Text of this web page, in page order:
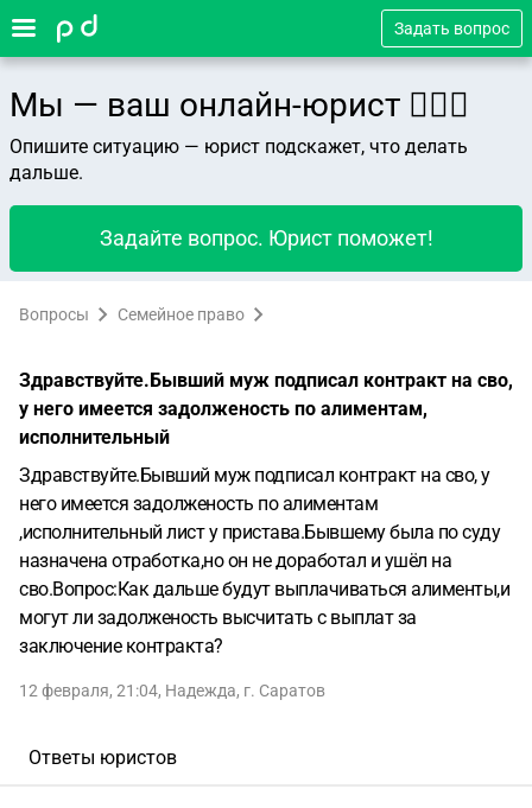
Задать вопрос
Мы — ваш онлайн-юрист 👨🏻‍⚖️
Опишите ситуацию — юрист подскажет, что делать
дальше.
Задайте вопрос. Юрист поможет!
Вопросы Семейное право
Здравствуйте.Бывший муж подписал контракт на сво,
у него имеется задолженость по алиментам,
исполнительный
Здравствуйте.Бывший муж подписал контракт на сво, у
него имеется задолженость по алиментам
,исполнительный лист у пристава.Бывшему была по суду
назначена отработка,но он не доработал и ушёл на
сво.Вопрос:Как дальше будут выплачиваться алименты,и
могут ли задолженость высчитать с выплат за
заключение контракта?
12 февраля, 21:04, Надежда, г. Саратов
Ответы юристов